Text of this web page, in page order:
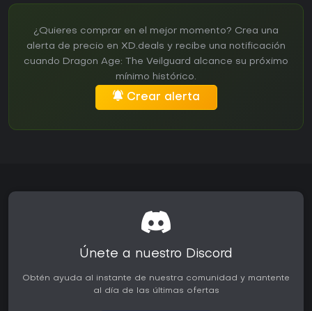
¿Quieres comprar en el mejor momento? Crea una
alerta de precio en XD.deals y recibe una notificación
cuando Dragon Age: The Veilguard alcance su próximo
mínimo histórico.
Crear alerta
Únete a nuestro Discord
Obtén ayuda al instante de nuestra comunidad y mantente
al día de las últimas ofertas